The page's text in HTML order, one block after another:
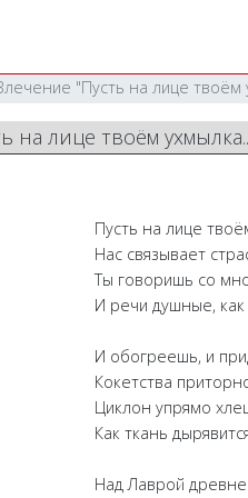
"Пусть на лице твоём
на лице твоём
Пусть на лице
Нас связывает
Ты говоришь со
И речи душные, как
И обогреешь, и
Кокетства
Циклон упрямо
Как ткань
Над Лаврой